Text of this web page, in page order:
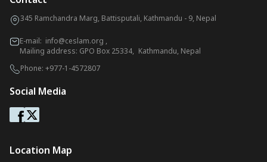
345 Ramchandra Marg, Battisputali, Kathmandu - 9, Nepal
E-mail: info@ceslam.org ,
Mailing address: GPO Box 25334, Kathmandu, Nepal
Phone: +977-1-4572807
Social Media
Location Map